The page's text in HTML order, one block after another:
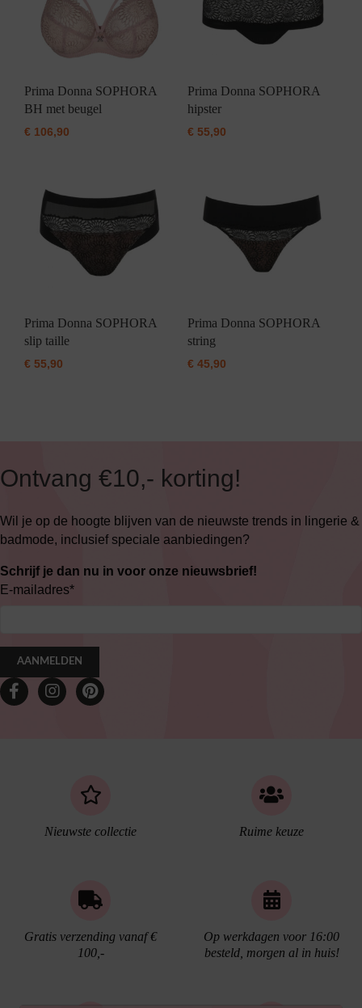
Prima Donna SOPHORA
BH met beugel
€ 106,90
Prima Donna SOPHORA
hipster
€55,90
Prima Donna SOPHORA
slip taille
€ 55,90
Prima Donna SOPHORA
string
€45,90
Ontvang €10,- korting!
Wil je op de hoogte blijven van de nieuwste trends in lingerie &
badmode, inclusief speciale aanbiedingen?
Schrijf je dan nu in voor onze nieuwsbrief!
E-mailadres*
AANMELDEN
Nieuwste collectie Ruime keuze
Gratis verzending vanaf €
100,-
Op werkdagen voor 16:00
besteld, morgen al in huis!